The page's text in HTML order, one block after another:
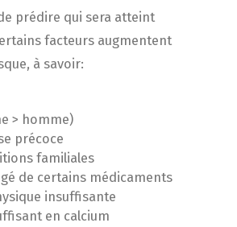
prédire qui sera atteint
facteurs augmentent
à savoir:
> homme)
précoce
familiales
de certains médicaments
insuffisante
en calcium